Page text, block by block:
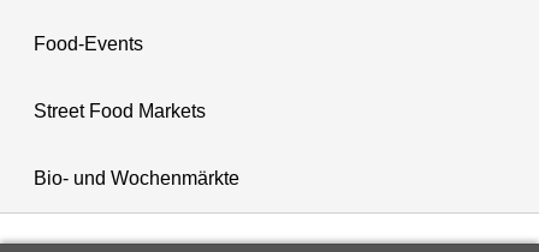
Food-Events
Street Food Markets
Bio- und Wochenmärkte